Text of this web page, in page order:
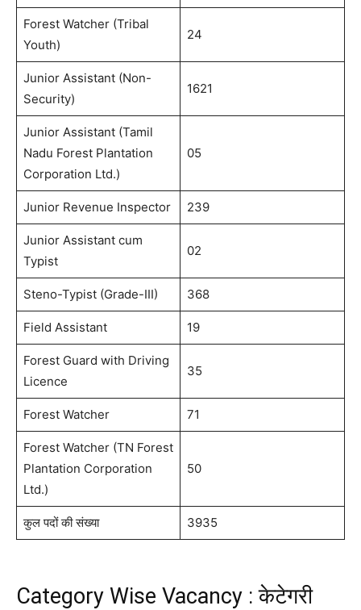
Forest Watcher (Tribal
Youth)
24
Junior Assistant (Non-
Security)
1621
Junior Assistant (Tamil
Nadu Forest Plantation
Corporation Ltd.)
05
Junior Revenue Inspector 239
Junior Assistant cum
Typist
02
Steno-Typist (Grade-III) 368
Field Assistant 19
Forest Guard with Driving
Licence
35
Forest Watcher 71
Forest Watcher (TN Forest
Plantation Corporation
Ltd.)
50
कुल पदों की संख्या 3935
Category Wise Vacancy : केटेगरी